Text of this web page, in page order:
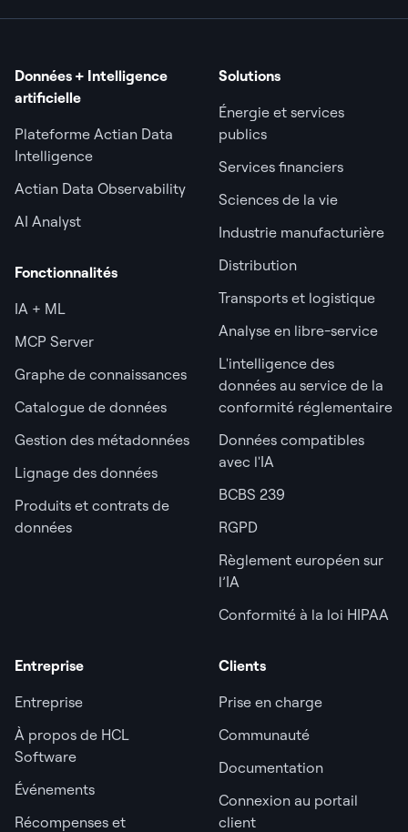
Données + Intelligence
artificielle
Plateforme Actian Data
Intelligence
Actian Data Observability
AI Analyst
Fonctionnalités
IA + ML
MCP Server
Graphe de connaissances
Catalogue de données
Gestion des métadonnées
Lignage des données
Produits et contrats de
données
Solutions
Énergie et services
publics
Services financiers
Sciences de la vie
Industrie manufacturière
Distribution
Transports et logistique
Analyse en libre-service
L'intelligence des
données au service de la
conformité réglementaire
Données compatibles
avec l'IA
BCBS 239
RGPD
Règlement européen sur
l’IA
Conformité à la loi HIPAA
Entreprise
Entreprise
À propos de HCL
Software
Événements
Récompenses et
Clients
Prise en charge
Communauté
Documentation
Connexion au portail
client